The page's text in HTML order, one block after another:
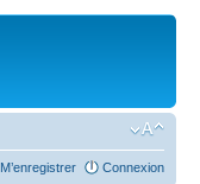
M’enregistrer Connexion